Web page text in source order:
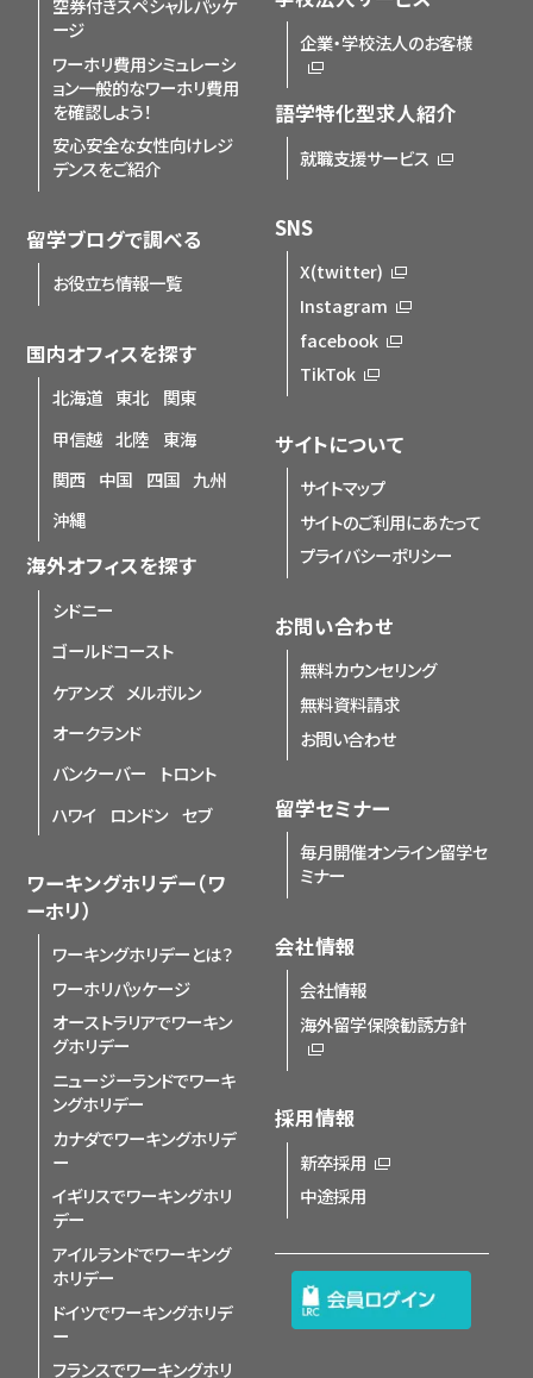
空券付きスペシャルパッケ
ージ
ワーホリ費用シミュレーシ
ョン一般的なワーホリ費用
を確認しよう！
安心安全な女性向けレジ
デンスをご紹介
留学ブログで調べる
お役立ち情報一覧
国内オフィスを探す
北海道 東北
関東
甲信越 北陸
東海
関西 中国 四国 九州
沖縄
海外オフィスを探す
シドニー
ゴールドコースト
ケアンズ
メルボルン
オークランド
バンクーバー
トロント
ハワイ
ロンドン セブ
ワーキングホリデー（ワ
ーホリ）
ワーキングホリデーとは？
ワーホリパッケージ
オーストラリアでワーキン
グホリデー
ニュージーランドでワーキ
ングホリデー
カナダでワーキングホリデ
ー
イギリスでワーキングホリ
デー
アイルランドでワーキング
ホリデー
ドイツでワーキングホリデ
ー
フランスでワーキングホリ
企業・学校法人のお客様
語学特化型求人紹介
就職支援サービス
SNS
X(twitter)
Instagram
facebook
TikTok
サイトについて
サイトマップ
サイトのご利用にあたって
プライバシーポリシー
お問い合わせ
無料カウンセリング
無料資料請求
お問い合わせ
留学セミナー
毎月開催オンライン留学セ
ミナー
会社情報
会社情報
海外留学保険勧誘方針
採用情報
新卒採用
中途採用